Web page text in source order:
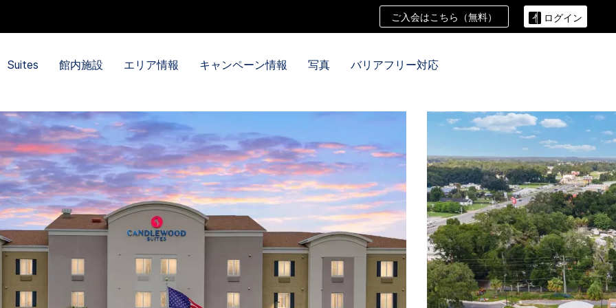
ご入会はこちら（無料） ログイン
Suites 館内施設 エリア情報 キャンペーン情報 写真 バリアフリー対応